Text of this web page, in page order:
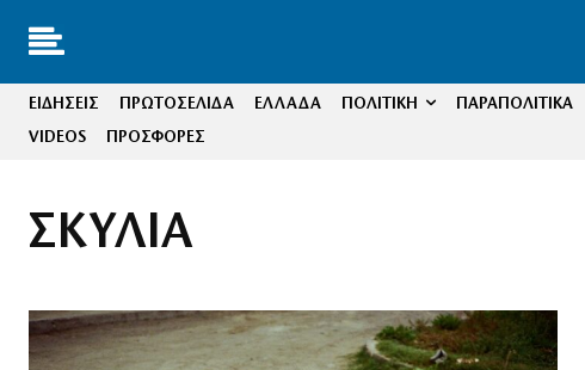
ΕΙΔΗΣΕΙΣ ΠΡΩΤΟΣΕΛΙΔΑ ΕΛΛΑΔΑ ΠΟΛΙΤΙΚΗ ΠΑΡΑΠΟΛΙΤΙΚΑ
VIDEOS
ΠΡΟΣΦΟΡΕΣ
ΣΚΥΛΙΑ